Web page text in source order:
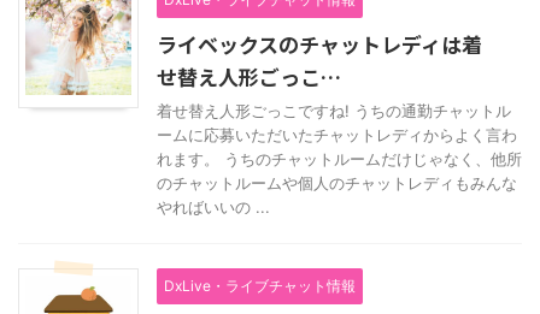
ライベックスのチャットレディは着
せ替え人形ごっこ…
着せ替え人形ごっこですね! うちの通勤チャットル
ームに応募いただいたチャットレディからよく言わ
れます。 うちのチャットルームだけじゃなく、他所
のチャットルームや個人のチャットレディもみんな
やればいいの ...
DxLive・ライブチャット情報